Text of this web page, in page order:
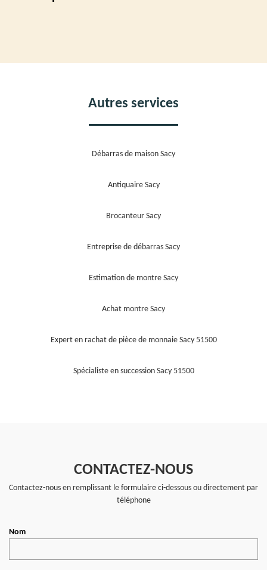
Autres services
Débarras de maison Sacy
Antiquaire Sacy
Brocanteur Sacy
Entreprise de débarras Sacy
Estimation de montre Sacy
Achat montre Sacy
Expert en rachat de pièce de monnaie Sacy 51500
Spécialiste en succession Sacy 51500
CONTACTEZ-NOUS
Contactez-nous en remplissant le formulaire ci-dessous ou directement par
téléphone
Nom